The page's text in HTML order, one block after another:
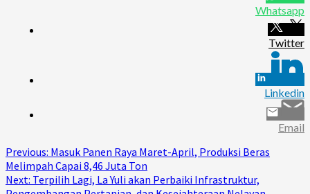
Whatsapp
Twitter
Linkedin
Email
Continue
Reading
Previous: Masuk Panen Raya Maret-April, Produksi Beras
Melimpah Capai 8,46 Juta Ton
Next: Terpilih Lagi, La Yuli akan Perbaiki Infrastruktur,